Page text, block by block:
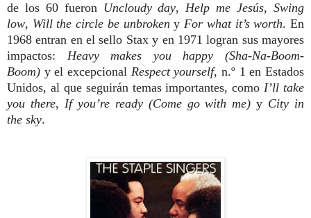
de los 60 fueron Uncloudy day,Help me Jesús,Swing
low, Willthe circle be unbrokenyFor what it’s worth. En
1968 entran en el sello Stax y en 1971 logran sus mayores
impactos: Heavy makes you happy (Sha-Na-Boom-
Boom) y el excepcional Respect yourself, n.º 1 en Estados
Unidos, al que seguirán temas importantes, comoI’ll take
you there, If you’re ready (Come go with me)y City in
the sky.